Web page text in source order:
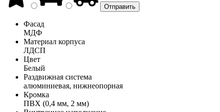
Фасад
МДФ
Материал корпуса
ЛДСП
Цвет
Белый
Раздвижная система
алюминиевая, нижнеопорная
Кромка
ПВХ (0,4 мм, 2 мм)